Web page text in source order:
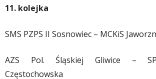
11. kolejka
SMS PZPS II Sosnowiec – MCKiS
AZS Pol. Śląskiej Gliwice –
Częstochowska